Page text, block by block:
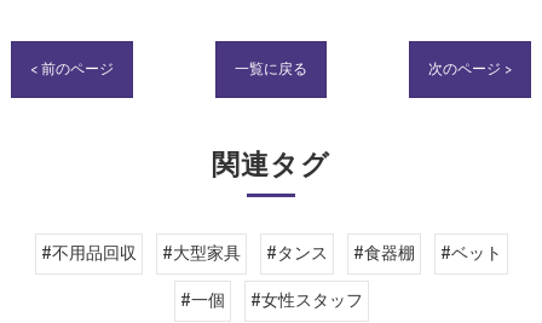
< 前のページ 一覧に戻る 次のページ >
関連タグ
#不用品回収 #大型家具 #タンス #食器棚
#ベット
#一個
#女性スタッフ